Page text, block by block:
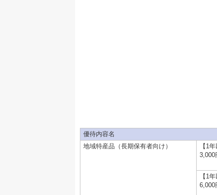
優待内容名
地域特産品（長期保有者向け）
【1
3,000
【1
6,000